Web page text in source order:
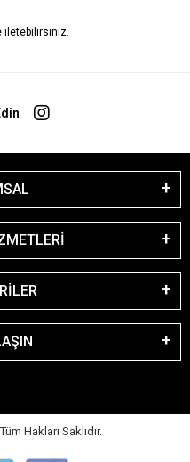
iletebilirsiniz.
Hakları Saklıdır.